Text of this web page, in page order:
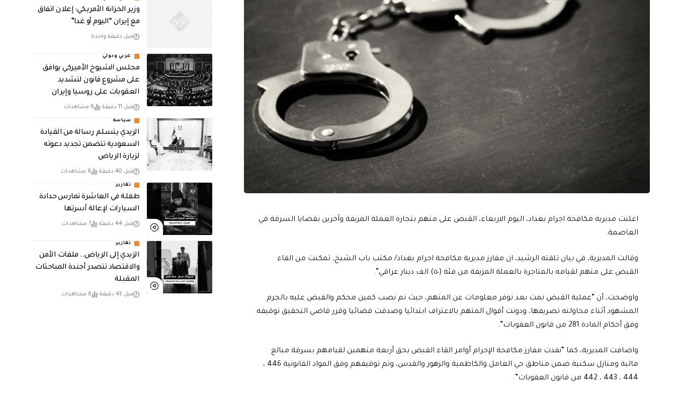
اعلنت مديرية مكافحة اجرام بغداد، اليوم الاربعاء، القبض على متهم بتجارة العملة المزيفة وآخرين بقضايا السرقة في
العاصمة.
وقالت المديرية، في بيان تلقته الرشيد، ان مفارز مديرية مكافحة اجرام بغداد/ مكتب باب الشيخ، تمكنت من القاء
القبض على متهم لقيامه بالمتاجرة بالعملة المزيفة من فئة (٥٠) الف دينار عراقي”.
واوضحت، أن “عملية القبض تمت بعد توفر معلومات عن المتهم، حيث تم نصب كمين محكم والقبض عليه بالجرم
المشهود أثناء محاولته تصريفها، ودونت أقوال المتهم بالاعتراف ابتدائيا وصدقت قضائيا وقرر قاضي التحقيق توقيفه
وفق أحكام المادة 281 من قانون العقوبات”.
واضافت المديرية، كما “نفذت مفارز مكافحة الإجرام أوامر القاء القبض بحق أربعة متهمين لقيامهم بسرقة مبالغ
مالية ومنازل سكنية ضمن مناطق حي العامل والكاظمية والزهور والقدس، وتم توقيفهم وفق المواد القانونية 446 ،
444 ، 443 ، 442 من قانون العقوبات”.
وزير الخزانة الأمريكي: إعلان اتفاق
مع إيران “اليوم أو غدا”
قبل دقيقة واحدة
عربي ودولي
مجلس الشيوخ الأميركي يوافق
على مشروع قانون لتشديد
العقوبات على روسيا وإيران
قبل 11 دقيقة 6 مشاهدات
سياسة
الزيدي يتسلم رسالة من القيادة
السعودية تتضمن تجديد دعوته
لزيارة الرياض
قبل 40 دقيقة 8 مشاهدات
تقارير
طفلة في العاشرة تمارس حدادة
السيارات لإعالة أسرتها
قبل 44 دقيقة 7 مشاهدات
تقارير
الزيدي إلى الرياض.. ملفات الأمن
والاقتصاد تتصدر أجندة المباحثات
المقبلة
قبل 45 دقيقة 6 مشاهدات